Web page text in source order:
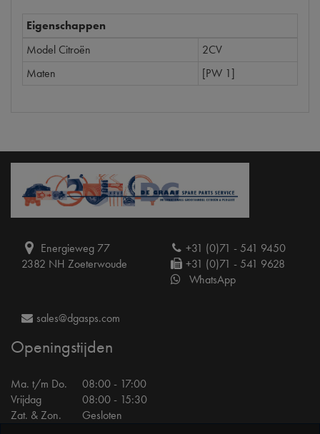
Eigenschappen
Model Citroën
2CV
Maten
[PW 1]
Energieweg 77
2382 NH Zoeterwoude
+31 (0)71 - 541 9450
+31 (0)71 - 541 9628
WhatsApp
sales@dgasps.com
Openingstijden
Ma. t/m Do.
08:00 - 17:00
Vrijdag
08:00 - 15:30
Zat. & Zon.
Gesloten